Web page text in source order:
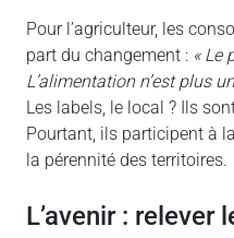
Pour l’agriculteur, les
part du changement : « Le
L’alimentation n’est plus
Les labels, le local ? Ils
Pourtant, ils participent à
la pérennité des territoires.
l’avenir :